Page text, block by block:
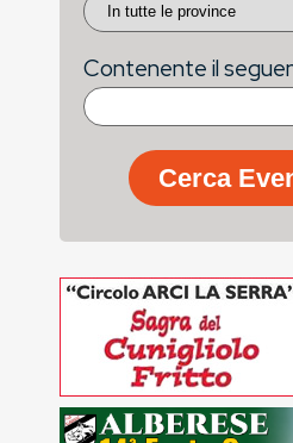
Contenente il
Cerca